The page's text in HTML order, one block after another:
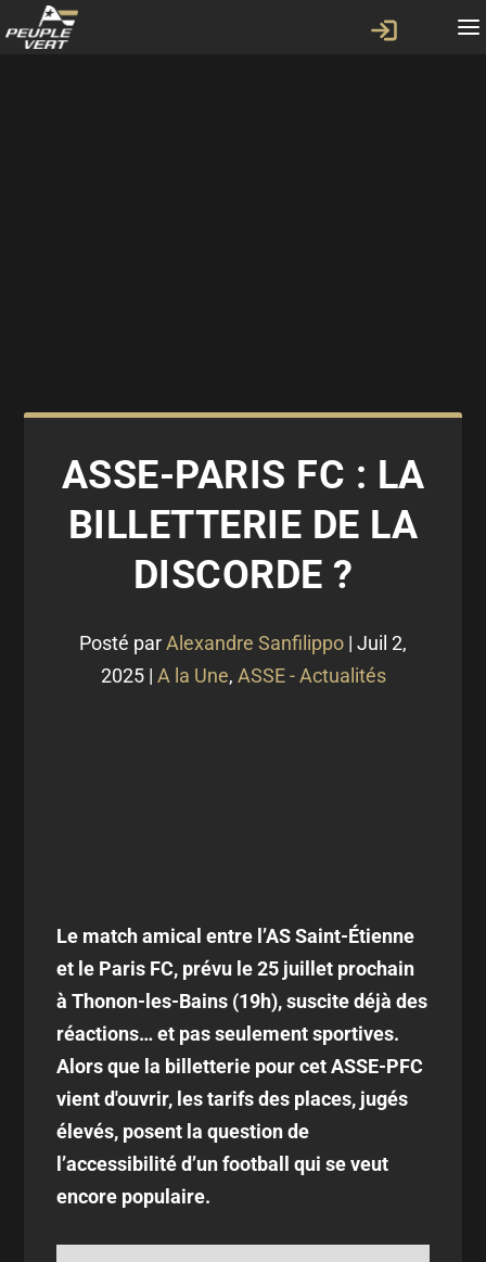
ASSE-PARIS FC : LA
BILLETTERIE DE LA
DISCORDE ?
Posté parAlexandre Sanfilippo | Juil 2,
2025| A la Une, ASSE - Actualités
Le match amical entre l’AS Saint-Étienne
et le Paris FC, prévu le 25 juillet prochain
à Thonon-les-Bains (19h), suscite déjà des
réactions… et pas seulement sportives.
Alors que la billetterie pour cet ASSE-PFC
vient d'ouvrir, les tarifs des places, jugés
élevés, posent la question de
l’accessibilité d’un football qui se veut
encore populaire.